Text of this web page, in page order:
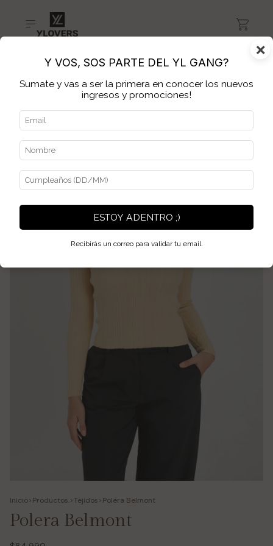
Inicio>Productos. >Tejidos>Polera Belmont
Polera Belmont
×
Y VOS, SOS PARTE DEL YL GANG?
Sumate y vas a ser la primera en conocer los nuevos
ingresos y promociones!
ESTOY ADENTRO ;)
Recibirás un correo para validar tu email.